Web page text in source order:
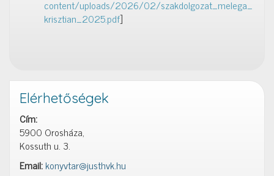
content/uploads/2026/02/szakdolgozat_melega_
krisztian_2025.pdf]
Elérhetőségek
Cím:
5900 Orosháza,
Kossuth u. 3.
Email:konyvtar@justhvk.hu